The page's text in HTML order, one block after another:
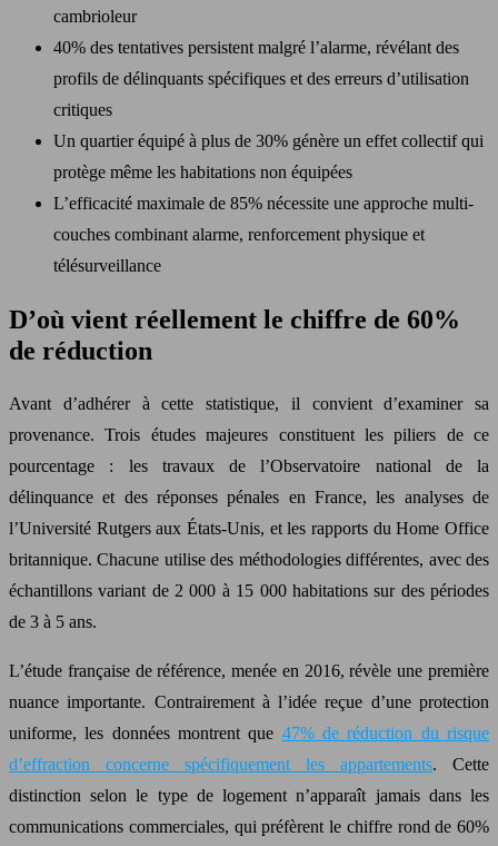
cambrioleur
40% des tentatives persistent malgré l’alarme, révélant des
profils de délinquants spécifiques et des erreurs d’utilisation
critiques
Un quartier équipé à plus de 30% génère un effet collectif qui
protège même les habitations non équipées
L’efficacité maximale de 85% nécessite une approche multi-
couches combinant alarme, renforcement physique et
télésurveillance
D’où vient réellement le chiffre de 60%
de réduction
Avant d’adhérer à cette statistique, il convient d’examiner sa
provenance. Trois études majeures constituent les piliers de ce
pourcentage : les travaux de l’Observatoire national de la
délinquance et des réponses pénales en France, les analyses de
l’Université Rutgers aux États-Unis, et les rapports du Home Office
britannique. Chacune utilise des méthodologies différentes, avec des
échantillons variant de 2 000 à 15 000 habitations sur des périodes
de 3 à 5 ans.
L’étude française de référence, menée en 2016, révèle une première
nuance importante. Contrairement à l’idée reçue d’une protection
uniforme, les données montrent que 47% de réduction du risque
d’effraction concerne spécifiquement les appartements. Cette
distinction selon le type de logement n’apparaît jamais dans les
communications commerciales, qui préfèrent le chiffre rond de 60%